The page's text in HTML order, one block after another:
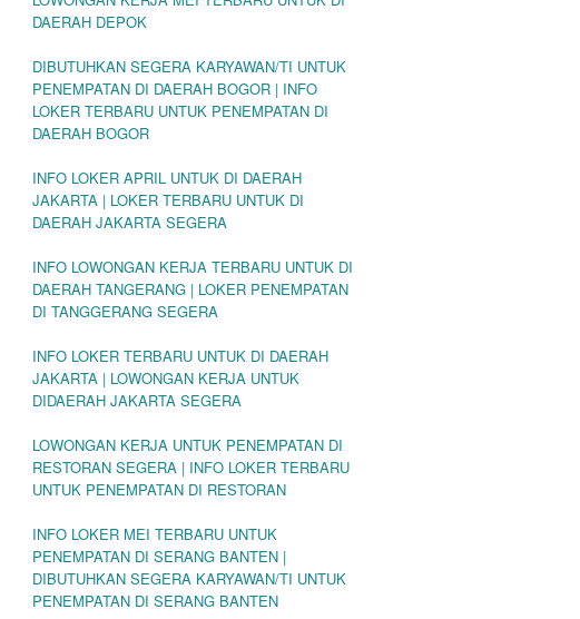
DAERAH DEPOK
DIBUTUHKAN SEGERA KARYAWAN/TI UNTUK
PENEMPATAN DI DAERAH BOGOR | INFO
LOKER TERBARU UNTUK PENEMPATAN DI
DAERAH BOGOR
INFO LOKER APRIL UNTUK DI DAERAH
JAKARTA | LOKER TERBARU UNTUK DI
DAERAH JAKARTA SEGERA
INFO LOWONGAN KERJA TERBARU UNTUK DI
DAERAH TANGERANG | LOKER PENEMPATAN
DI TANGGERANG SEGERA
INFO LOKER TERBARU UNTUK DI DAERAH
JAKARTA | LOWONGAN KERJA UNTUK
DIDAERAH JAKARTA SEGERA
LOWONGAN KERJA UNTUK PENEMPATAN DI
RESTORAN SEGERA | INFO LOKER TERBARU
UNTUK PENEMPATAN DI RESTORAN
INFO LOKER MEI TERBARU UNTUK
PENEMPATAN DI SERANG BANTEN |
DIBUTUHKAN SEGERA KARYAWAN/TI UNTUK
PENEMPATAN DI SERANG BANTEN